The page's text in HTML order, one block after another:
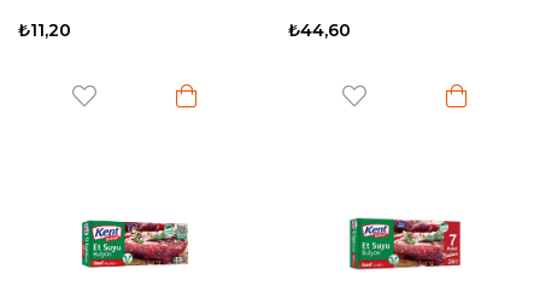
₺11,20 ₺44,60